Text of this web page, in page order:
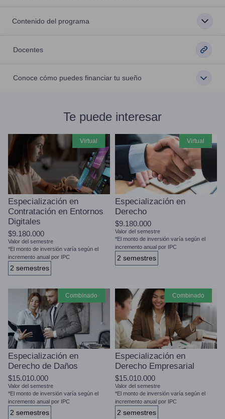
Contenido del programa
Docentes
Conoce cómo puedes financiar tu sueño
Te puede interesar
virtual
Especialización en
Contratación en Entornos
Digitales
$9.180.000
Valor del semestre
*El monto de inversión varía según el
incremento anual por IPC
2 semestres
virtual
Especialización en
Derecho
$9.180.000
Valor del semestre
*El monto de inversión varía según el
incremento anual por IPC
2 semestres
combinado
Especialización en
Derecho de Daños
$15.010.000
Valor del semestre
*El monto de inversión varía según el
incremento anual por IPC
2 semestres
combinado
Especialización en
Derecho Empresarial
$15.010.000
Valor del semestre
*El monto de inversión varía según el
incremento anual por IPC
2 semestres